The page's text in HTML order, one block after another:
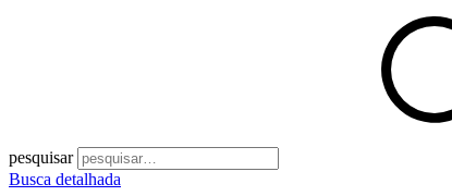
pesquisar
Busca detalhada